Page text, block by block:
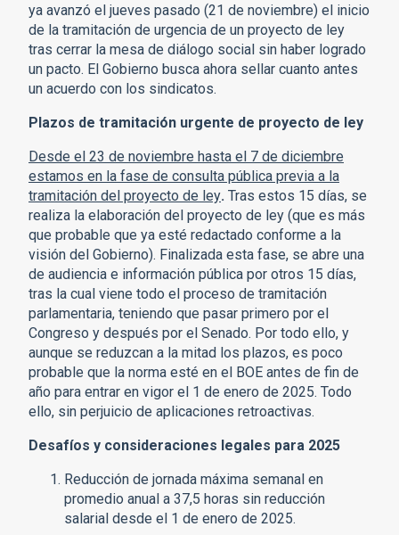
ya avanzó el jueves pasado (21 de noviembre) el inicio
de la tramitación de urgencia de un proyecto de ley
tras cerrar la mesa de diálogo social sin haber logrado
un pacto. El Gobierno busca ahora sellar cuanto antes
un acuerdo con los sindicatos.
Plazos de tramitación urgente de proyecto de ley
Desde el 23 de noviembre hasta el 7 de diciembre
estamos en la fase de consulta pública previa a la
tramitación del proyecto de ley. Tras estos 15 días, se
realiza la elaboración del proyecto de ley (que es más
que probable que ya esté redactado conforme a la
visión del Gobierno). Finalizada esta fase, se abre una
de audiencia e información pública por otros 15 días,
tras la cual viene todo el proceso de tramitación
parlamentaria, teniendo que pasar primero por el
Congreso y después por el Senado. Por todo ello, y
aunque se reduzcan a la mitad los plazos, es poco
probable que la norma esté en el BOE antes de fin de
año para entrar en vigor el 1 de enero de 2025. Todo
ello, sin perjuicio de aplicaciones retroactivas.
Desafíos y consideraciones legales para 2025
Reducción de jornada máxima semanal en
promedio anual a 37,5 horas sin reducción
salarial desde el 1 de enero de 2025.